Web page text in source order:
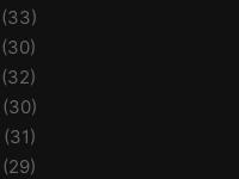
(33)
(30)
(32)
(30)
(31)
(29)